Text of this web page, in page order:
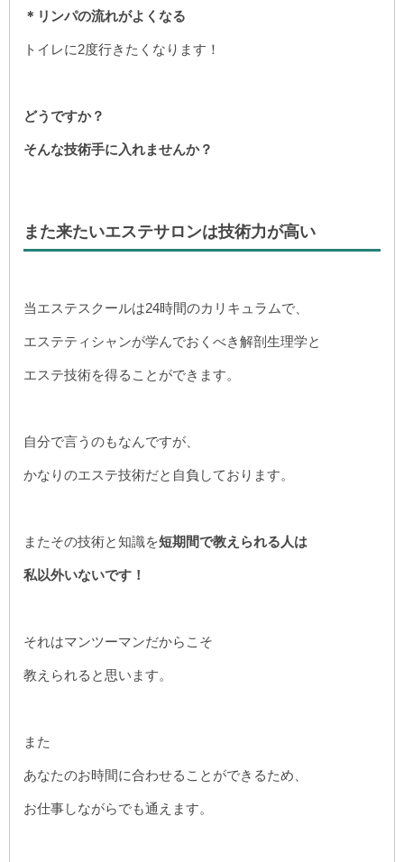
＊リンパの流れがよくなる
トイレに2度行きたくなります！
どうですか？
そんな技術手に入れませんか？
また来たいエステサロンは技術力が高い
当エステスクールは24時間のカリキュラムで、
エステティシャンが学んでおくべき解剖生理学と
エステ技術を得ることができます。
自分で言うのもなんですが、
かなりのエステ技術だと自負しております。
またその技術と知識を短期間で教えられる人は
私以外いないです！
それはマンツーマンだからこそ
教えられると思います。
また
あなたのお時間に合わせることができるため、
お仕事しながらでも通えます。